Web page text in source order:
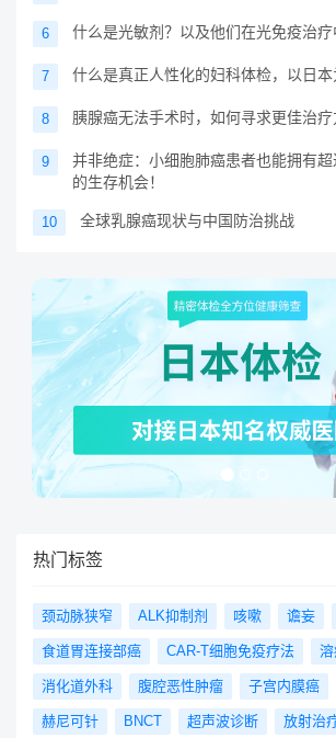
6 什么是光敏剂？以及他们在光免疫治疗
7 什么是真正人性化的妇科体检，以日本
8 胰腺癌无法手术时，如何寻求更佳治疗
9
并非绝症：小细胞肺癌患者也能拥有
的生存机会！
10 全球乳腺癌现状与中国防治挑战
热门标签
颈动脉狭窄 ALK抑制剂 咳嗽 谵妄
食道胃连接部癌 CAR-T细胞免疫疗法
消化道外科 腹腔恶性肿瘤 子宫内膜癌
赫尼可针 BNCT 超声波诊断 放射治